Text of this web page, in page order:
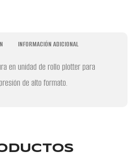
INFORMACIÓN ADICIONAL
en unidad de rollo plotter para
de alto formato.